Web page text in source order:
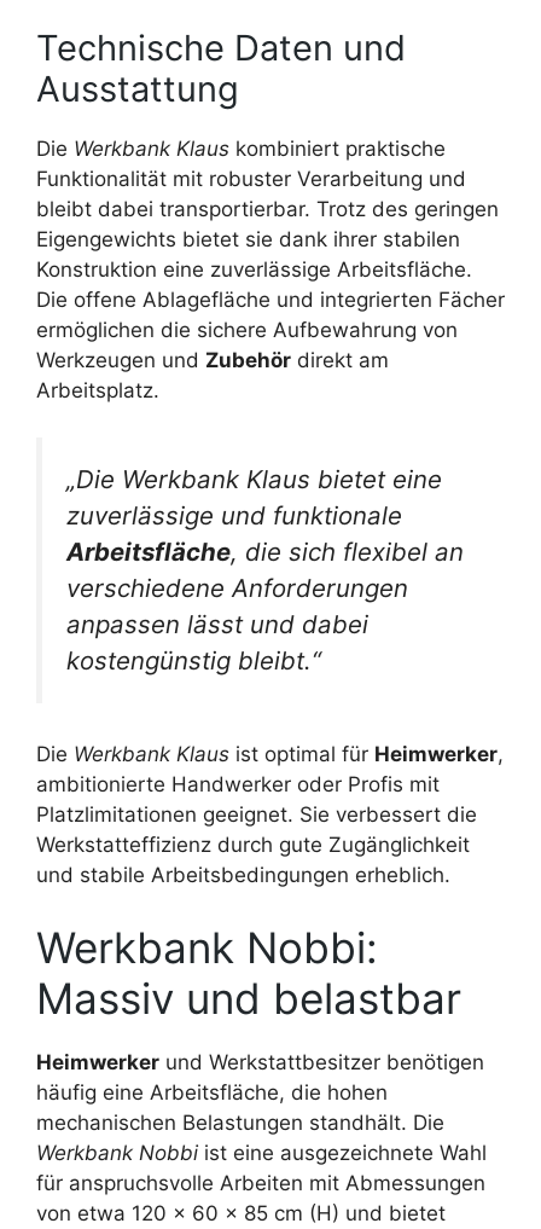
Technische Daten und
Ausstattung
Die Werkbank Klaus kombiniert praktische
Funktionalität mit robuster Verarbeitung und
bleibt dabei transportierbar. Trotz des geringen
Eigengewichts bietet sie dank ihrer stabilen
Konstruktion eine zuverlässige Arbeitsfläche.
Die offene Ablagefläche und integrierten Fächer
ermöglichen die sichere Aufbewahrung von
Werkzeugen und Zubehör direkt am
Arbeitsplatz.
„Die Werkbank Klaus bietet eine
zuverlässige und funktionale
Arbeitsfläche, die sich flexibel an
verschiedene Anforderungen
anpassen lässt und dabei
kostengünstig bleibt.“
Die Werkbank Klaus ist optimal für Heimwerker,
ambitionierte Handwerker oder Profis mit
Platzlimitationen geeignet. Sie verbessert die
Werkstatteffizienz durch gute Zugänglichkeit
und stabile Arbeitsbedingungen erheblich.
Werkbank Nobbi:
Massiv und belastbar
Heimwerker und Werkstattbesitzer benötigen
häufig eine Arbeitsfläche, die hohen
mechanischen Belastungen standhält. Die
Werkbank Nobbi ist eine ausgezeichnete Wahl
für anspruchsvolle Arbeiten mit Abmessungen
von etwa 120 x 60 x 85 cm (H) und bietet